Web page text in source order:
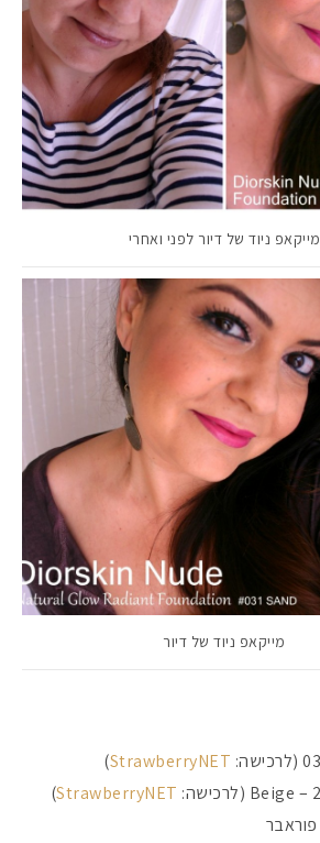
מייקאפ ניוד של דיור לפני ואחרי
מייקאפ ניוד של דיור
)
StrawberryNET
)